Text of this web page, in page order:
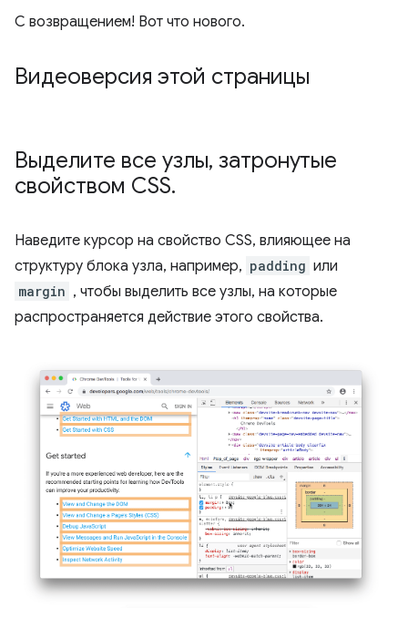
С возвращением! Вот что нового.
Видеоверсия этой страницы
Выделите все узлы, затронутые
свойством CSS.
Наведите курсор на свойство CSS, влияющее на
структуру блока узла, например, padding или
margin , чтобы выделить все узлы, на которые
распространяется действие этого свойства.